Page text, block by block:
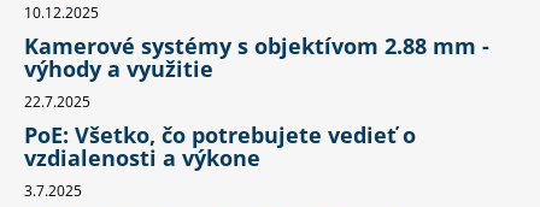
10.12.2025
Kamerové systémy s objektívom 2.88 mm -
výhody a využitie
22.7.2025
PoE: Všetko, čo potrebujete vedieť o
vzdialenosti a výkone
3.7.2025